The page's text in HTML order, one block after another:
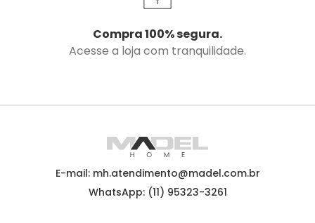
Compra 100% segura.
Acesse a loja com tranquilidade.
E-mail: mh.atendimento@madel.com.br
WhatsApp: (11) 95323-3261